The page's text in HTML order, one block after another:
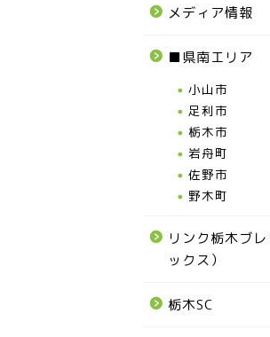
メディア情報
■県南エリア
小山市
足利市
栃木市
岩舟町
佐野市
野木町
リンク栃木ブ
ックス）
栃木SC